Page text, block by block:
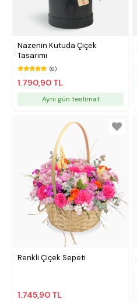
Nazenin Kutuda Çiçek
Tasarımı
(6)
1.790,90 TL
Aynı gün teslimat
Renkli Çiçek Sepeti
1.745,90 TL